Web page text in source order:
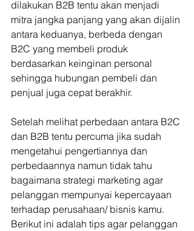
dilakukan B2B tentu akan menjadi
mitra jangka panjang yang akan dijalin
antara keduanya, berbeda dengan
B2C yang membeli produk
berdasarkan keinginan personal
sehingga hubungan pembeli dan
penjual juga cepat berakhir.
Setelah melihat perbedaan antara B2C
dan B2B tentu percuma jika sudah
mengetahui pengertiannya dan
perbedaannya namun tidak tahu
bagaimana strategi marketing agar
pelanggan mempunyai kepercayaan
terhadap perusahaan/ bisnis kamu.
Berikut ini adalah tips agar pelanggan